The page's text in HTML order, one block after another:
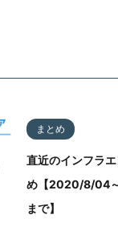
まとめ
直近のインフラ
め【2020/8/04
まで】